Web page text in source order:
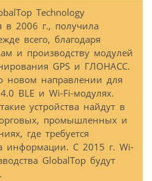
Technology
в 2006 г., получила
всего, благодаря
и производству модулей
GPS и ГЛОНАСС.
новом направлении для
BLE и Wi-Fi-модулях.
устройства найдут в
промышленных и
где требуется
информации. С 2015 г. Wi-
GlobalTop будут